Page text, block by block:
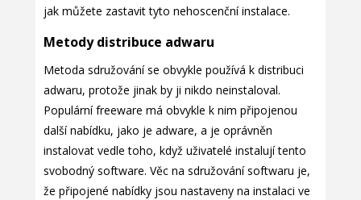
jak můžete zastavit tyto nehoscenční instalace.
Metody distribuce adwaru
Metoda sdružování se obvykle používá k distribuci
adwaru, protože jinak by ji nikdo neinstaloval.
Populární freeware má obvykle k nim připojenou
další nabídku, jako je adware, a je oprávněn
instalovat vedle toho, když uživatelé instalují tento
svobodný software. Věc na sdružování softwaru je,
že připojené nabídky jsou nastaveny na instalaci ve